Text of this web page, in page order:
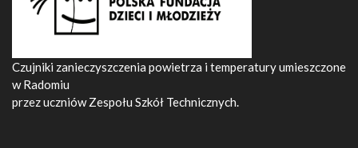
Czujniki zanieczyszczenia powietrza i temperatury umieszczone
w Radomiu
przez uczniów Zespołu Szkół Technicznych.